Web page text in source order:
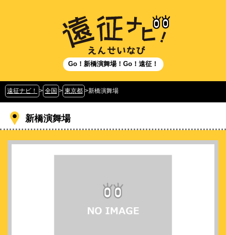
Go！新橋演舞場！Go！遠征！
遠征ナビ！ > 全国 > 東京都 >新橋演舞場
新橋演舞場